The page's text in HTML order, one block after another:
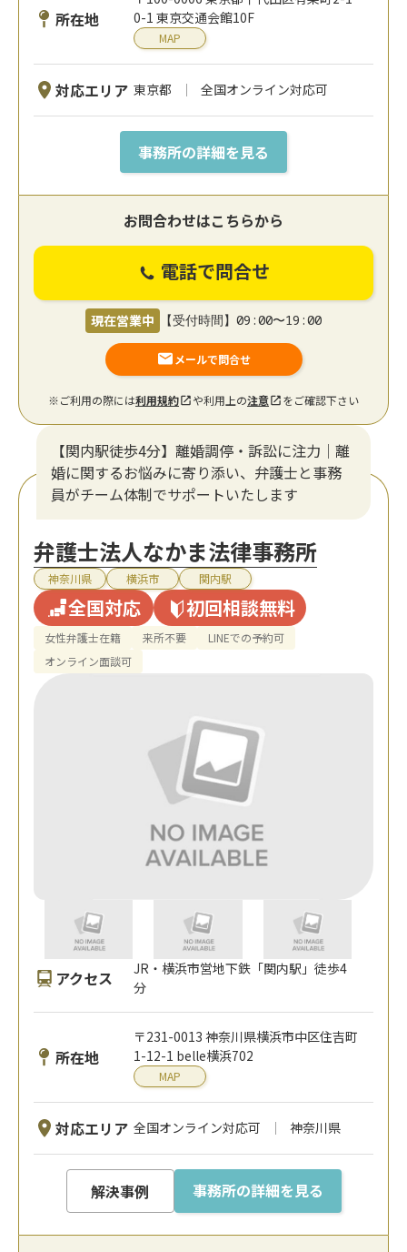
所在地
0-1 東京交通会館10F
MAP
対応エリア 東京都 全国オンライン対応可
事務所の詳細を見る
お問合わせはこちらから
電話で問合せ
現在営業中 【受付時間】09:00〜19:00
メールで問合せ
※ご利用の際には利用規約 や利用上の注意 をご確認下さい
【関内駅徒歩4分】離婚調停・訴訟に注力│離
婚に関するお悩みに寄り添い、弁護士と事務
員がチーム体制でサポートいたします
弁護士法人なかま法律事務所
神奈川県 横浜市 関内駅
全国対応 初回相談無料
女性弁護士在籍 来所不要
LINEでの予約可
オンライン面談可
アクセス
JR・横浜市営地下鉄「関内駅」徒歩4
分
所在地
〒231-0013 神奈川県横浜市中区住吉町
1-12-1 belle横浜702
MAP
対応エリア 全国オンライン対応可 神奈川県
解決事例 事務所の詳細を見る